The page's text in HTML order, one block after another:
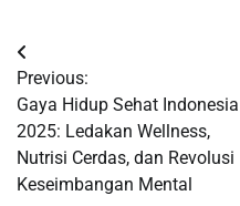
Post
navigation
Previous:
Gaya Hidup Sehat Indonesia
2025: Ledakan Wellness,
Nutrisi Cerdas, dan Revolusi
Keseimbangan Mental